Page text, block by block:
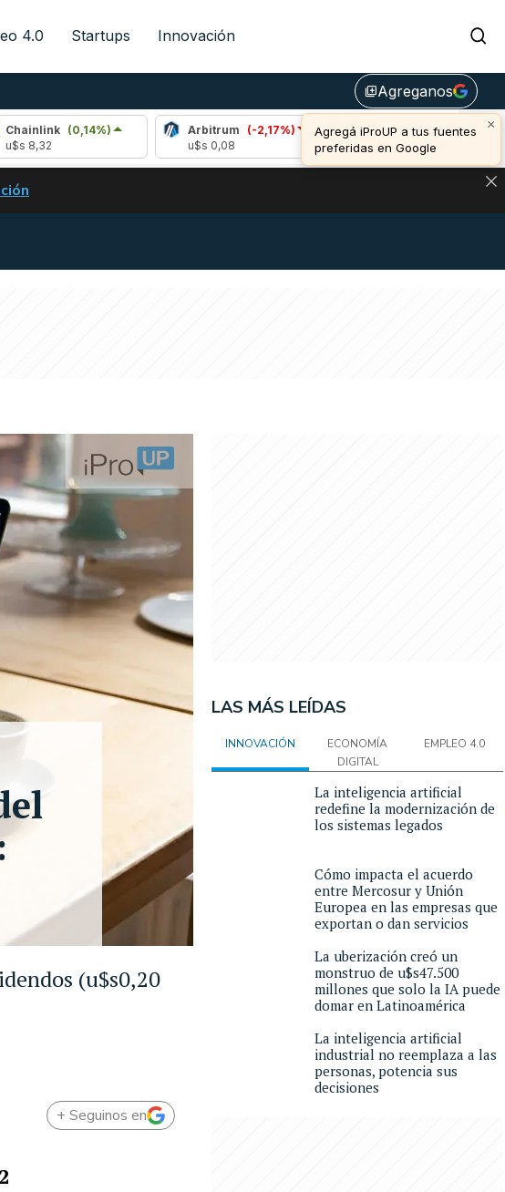
4.0 Startups Innovación
library_addAgreganos
×
Agregá iProUP a tus fuentes
preferidas en Google
(0,14%)
Arbitrum
(-2,17%)
Bitcoin (-0,11%)
u$s 64.908,00
EN ARGENTINA: IMPACTO EN BITCOIN, DÓLAR CRIPTO Y EXCHANGES
(u$s0,20
+ Seguinos en
LAS MÁS LEÍDAS
INNOVACIÓN
ECONOMÍA
DIGITAL
EMPLEO 4.0
La inteligencia artificial
redefine la modernización de
los sistemas legados
Cómo impacta el acuerdo
entre Mercosur y Unión
Europea en las empresas que
exportan o dan servicios
La uberización creó un
monstruo de u$s47.500
millones que solo la IA puede
domar en Latinoamérica
La inteligencia artificial
industrial no reemplaza a las
personas, potencia sus
decisiones